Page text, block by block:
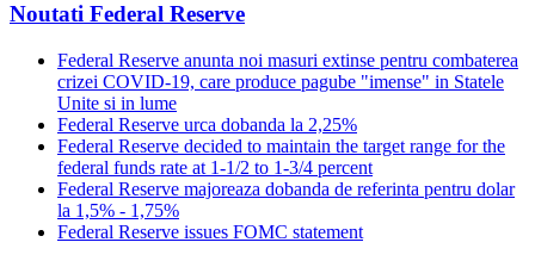
Noutati Federal Reserve
Federal Reserve anunta noi masuri extinse pentru combaterea
crizei COVID-19, care produce pagube "imense" in Statele
Unite si in lume
Federal Reserve urca dobanda la 2,25%
Federal Reserve decided to maintain the target range for the
federal funds rate at 1-1/2 to 1-3/4 percent
Federal Reserve majoreaza dobanda de referinta pentru dolar
la 1,5% - 1,75%
Federal Reserve issues FOMC statement